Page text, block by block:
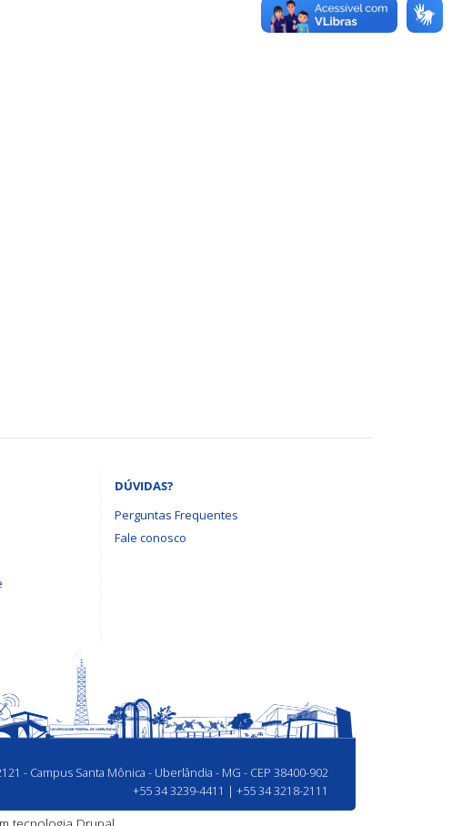
DÚVIDAS?
Perguntas Frequentes
Fale conosco
- Campus Santa Mônica - Uberlândia - MG - CEP 38400-902
+55 34 3239-4411 | +55 34 3218-2111